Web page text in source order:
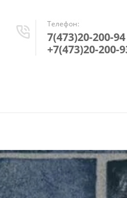
Телефон:
7(473)20-200-94
+7(473)20-200-